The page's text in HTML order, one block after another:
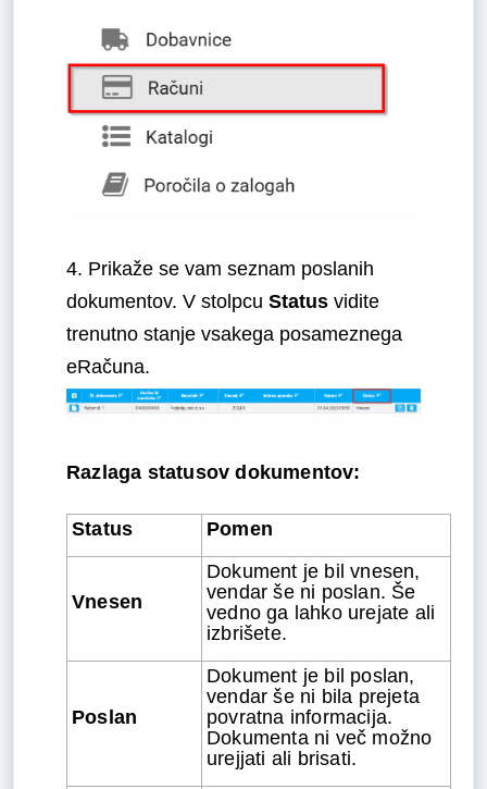
4. Prikaže se vam seznam poslanih
dokumentov. V stolpcu Status vidite
trenutno stanje vsakega posameznega
eRačuna.
Razlaga statusov dokumentov:
Status Pomen
Vnesen
Dokument je bil vnesen,
vendar še ni poslan. Še
vedno ga lahko urejate ali
izbrišete.
Poslan
Dokument je bil poslan,
vendar še ni bila prejeta
povratna informacija.
Dokumenta ni več možno
urejjati ali brisati.